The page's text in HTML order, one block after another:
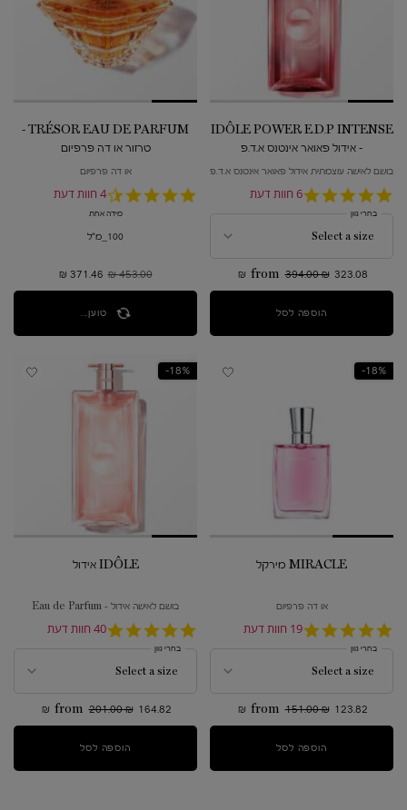
IDÔLE POWER E.D.P INTENSE
- אידול פאואר אינטנס א.ד.פ
בושם לאישה עוצמתית אידול פאואר אינטנס א.ד.פ
5.0
star
6 חוות דעת
בחרי גוון
from 394.00 ₪ 323.08 ₪
הוספה לסלIDÔLE POWER E.D.P INTENSE - אידול פאואר אינטנס א.ד.פ
TRÉSOR EAU DE PARFUM -
טרזור או דה פרפיום
או דה פרפיום
4.5
4 חוות דעת
מידה אחת
100_מ"ל
מחיר קודם
453.00 ₪ מחיר חדש
371.46 ₪
טוען...
18%-
MIRACLE מירקל
או דה פרפיום
4.9
star
19 חוות דעת
בחרי גוון
from 151.00 ₪ 123.82 ₪
הוספה לסלMIRACLE מירקל
18%-
IDÔLE אידול
בושם לאישה אידול - Eau de Parfum
4.9
star
40 חוות דעת
בחרי גוון
from 201.00 ₪ 164.82 ₪
הוספה לסלIDÔLE אידול